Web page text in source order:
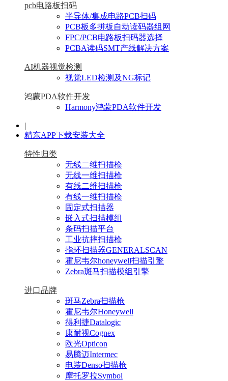
pcb电路板扫码
半导体/集成电路PCB扫码
PCB板多拼板自动读码器组网
FPC/PCB电路板扫码器选择
PCBA读码SMT产线解决方案
AI机器视觉检测
视觉LED检测及NG标记
鸿蒙PDA软件开发
Harmony鸿蒙PDA软件开发
|
精东APP下载安装大全
特性归类
无线二维扫描枪
无线一维扫描枪
有线二维扫描枪
有线一维扫描枪
固定式扫描器
嵌入式扫描模组
条码扫描平台
工业抗摔扫描枪
指环扫描器GENERALSCAN
霍尼韦尔honeywell扫描引擎
Zebra斑马扫描模组引擎
进口品牌
斑马Zebra扫描枪
霍尼韦尔Honeywell
得利捷Datalogic
康耐视Cognex
欧光Opticon
易腾迈Intermec
电装Denso扫描枪
摩托罗拉Symbol